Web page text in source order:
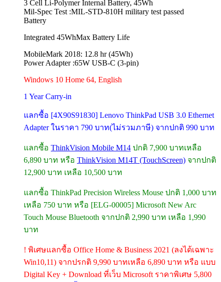
3 Cell Li-Polymer Internal Battery, 45Wh
Mil-Spec Test :MIL-STD-810H military test passed
Battery
Integrated 45WhMax Battery Life
MobileMark 2018: 12.8 hr (45Wh)
Power Adapter :65W USB-C (3-pin)
Windows 10 Home 64, English
1 Year Carry-in
แลกซื้อ [4X90S91830] Lenovo ThinkPad USB 3.0 Ethernet
Adapter ในราคา 790 บาท(ไม่รวมภาษี) จากปกติ 990 บาท
แลกซื้อ ThinkVision Mobile M14 ปกติ 7,900 บาทเหลือ
6,890 บาท หรือ ThinkVision M14T (TouchScreen) จากปกติ
12,900 บาท เหลือ 10,500 บาท
แลกซื้อ ThinkPad Precision Wireless Mouse ปกติ 1,000 บาท
เหลือ 750 บาท หรือ [ELG-00005] Microsoft New Arc
Touch Mouse Bluetooth จากปกติ 2,990 บาท เหลือ 1,990
บาท
! พิเศษแลกซื้อ Office Home & Business 2021 (ลงได้เฉพาะ
Win10,11) จากปรกติ 9,990 บาทเหลือ 6,890 บาท หรือ แบบ
Digital Key + Download ที่เว็บ Microsoft ราคาพิเศษ 5,800